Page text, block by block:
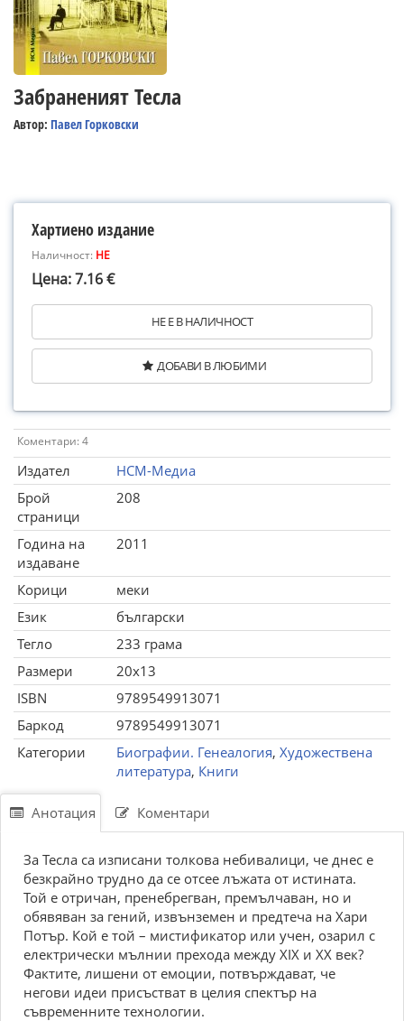
Забраненият Тесла
Автор: Павел Горковски
Хартиено издание
Наличност: НЕ
Цена: 7.16 €
НЕ Е В НАЛИЧНОСТ
ДОБАВИ В ЛЮБИМИ
Коментари: 4
Издател
НСМ-Медиа
Брой
страници
208
Година на
издаване
2011
Корици
меки
Език
български
Тегло
233 грама
Размери
20x13
ISBN
9789549913071
Баркод
9789549913071
Категории
Биографии. Генеалогия, Художествена
литература, Книги
Анотация Коментари
За Тесла са изписани толкова небивалици, че днес е
безкрайно трудно да се отсее лъжата от истината.
Той е отричан, пренебрегван, премълчаван, но и
обявяван за гений, извънземен и предтеча на Хари
Потър. Кой е той – мистификатор или учен, озарил с
електрически мълнии прехода между ХІХ и ХХ век?
Фактите, лишени от емоции, потвърждават, че
негови идеи присъстват в целия спектър на
съвременните технологии.